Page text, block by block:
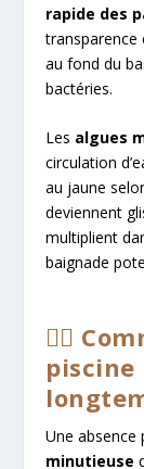
rapide des
transparence
au fond du
bactéries.
Les algues
circulation
au jaune
deviennent
multiplient
baignade
🏊‍♂️
piscine
Une absence
minutieuse